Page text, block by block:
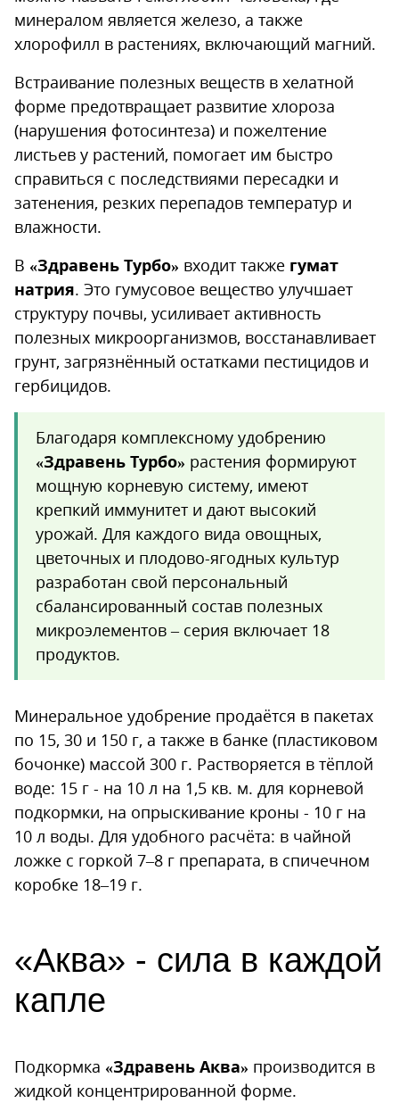
минералом является железо, а также
хлорофилл в растениях, включающий магний.
Встраивание полезных веществ в хелатной
форме предотвращает развитие хлороза
(нарушения фотосинтеза) и пожелтение
листьев у растений, помогает им быстро
справиться с последствиями пересадки и
затенения, резких перепадов температур и
влажности.
В «Здравень Турбо» входит также гумат
натрия. Это гумусовое вещество улучшает
структуру почвы, усиливает активность
полезных микроорганизмов, восстанавливает
грунт, загрязнённый остатками пестицидов и
гербицидов.
Благодаря комплексному удобрению
«Здравень Турбо» растения формируют
мощную корневую систему, имеют
крепкий иммунитет и дают высокий
урожай. Для каждого вида овощных,
цветочных и плодово-ягодных культур
разработан свой персональный
сбалансированный состав полезных
микроэлементов – серия включает 18
продуктов.
Минеральное удобрение продаётся в пакетах
по 15, 30 и 150 г, а также в банке (пластиковом
бочонке) массой 300 г. Растворяется в тёплой
воде: 15 г - на 10 л на 1,5 кв. м. для корневой
подкормки, на опрыскивание кроны - 10 г на
10 л воды. Для удобного расчёта: в чайной
ложке с горкой 7–8 г препарата, в спичечном
коробке 18–19 г.
«Аква» - сила в каждой
капле
Подкормка «Здравень Аква» производится в
жидкой концентрированной форме.